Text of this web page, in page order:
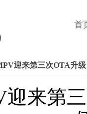
首
迎来第三次OTA升
迎来第